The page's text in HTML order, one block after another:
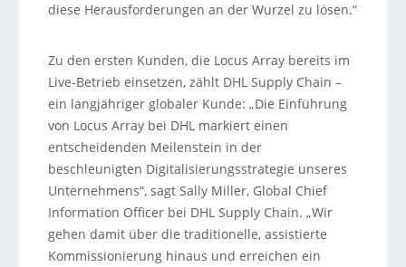
diese Herausforderungen an der Wurzel zu lösen.“
Zu den ersten Kunden, die Locus Array bereits im
Live-Betrieb einsetzen, zählt DHL Supply Chain –
ein langjähriger globaler Kunde: „Die Einführung
von Locus Array bei DHL markiert einen
entscheidenden Meilenstein in der
beschleunigten Digitalisierungsstrategie unseres
Unternehmens“, sagt Sally Miller, Global Chief
Information Officer bei DHL Supply Chain. „Wir
gehen damit über die traditionelle, assistierte
Kommissionierung hinaus und erreichen ein